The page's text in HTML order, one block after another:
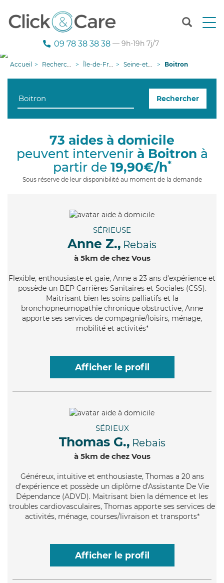
T
n
g
09 78 38 38 38 — 9h-19h 7j/7
Accueil Recherche aide à domicile Île-de-France Seine-et-Marne Boitron
Rechercher
73 aides à domicile
peuvent intervenir à Boitron à
partir de 19,90€/h*
Sous réserve de leur disponibilité au moment de la demande
SÉRIEUSE
Anne Z., Rebais
à 5km de chez Vous
Flexible, enthousiaste et gaie, Anne a 23 ans d'expérience et
possède un BEP Carrières Sanitaires et Sociales (CSS).
Maitrisant bien les soins palliatifs et la
bronchopneumopathie chronique obstructive, Anne
apporte ses services de compagnie/loisirs, ménage,
mobilité et activités*
Afficher le profil
SÉRIEUX
Thomas G., Rebais
à 5km de chez Vous
Généreux, intuitive et enthousiaste, Thomas a 20 ans
d'expérience et possède un diplôme d'Assistante De Vie
Dépendance (ADVD). Maitrisant bien la démence et les
troubles cardiovasculaires, Thomas apporte ses services de
activités, ménage, courses/livraison et transports*
Afficher le profil